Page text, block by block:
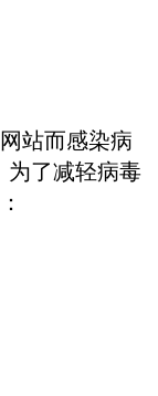
站而感染病
为了减轻病毒